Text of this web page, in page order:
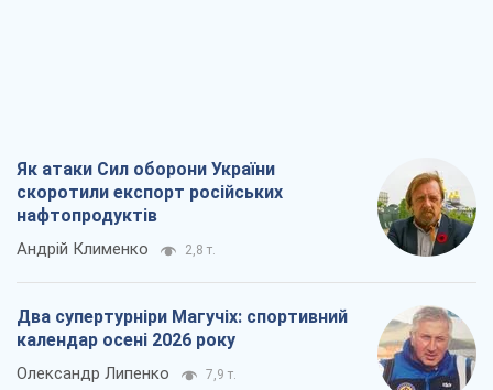
Як атаки Сил оборони України
скоротили експорт російських
нафтопродуктів
Андрій Клименко 2,8 т.
Два супертурніри Магучіх: спортивний
календар осені 2026 року
Олександр Липенко 7,9 т.